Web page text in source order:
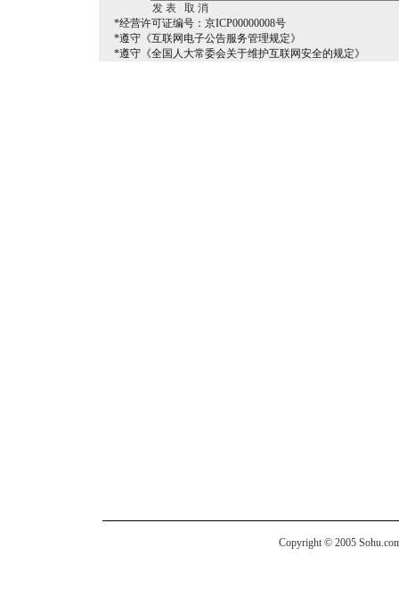
*经营许可证编号：京ICP00000008号
*遵守《互联网电子公告服务管理规定》
*遵守《全国人大常委会关于维护互联网安全的规定》
Copyright © 2005